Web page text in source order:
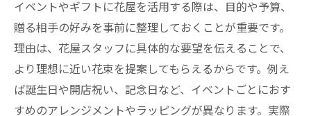
イベントやギフトに花屋を活用する際は、目的や予算、
贈る相手の好みを事前に整理しておくことが重要です。
理由は、花屋スタッフに具体的な要望を伝えることで、
より理想に近い花束を提案してもらえるからです。例え
ば誕生日や開店祝い、記念日など、イベントごとにおす
すめのアレンジメントやラッピングが異なります。実際